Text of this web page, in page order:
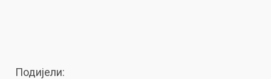
Подијели: